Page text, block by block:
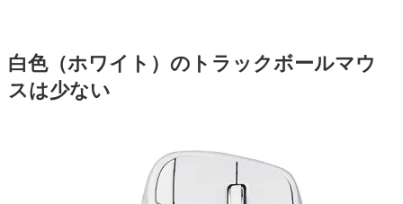
白色（ホワイト）のトラックボールマウ
スは少ない